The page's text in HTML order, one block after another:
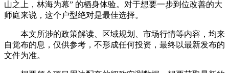
山之上，林海为幕” 的栖身体验。对于想要一步到位改善的大
师庭来说，这个户型绝对是最佳选择。
本文所涉的政策解读、区域规划、市场行情等内容，均来
自觉布的息，仅供参考，不形成任何投资，最终以最新发布的
文件为准。